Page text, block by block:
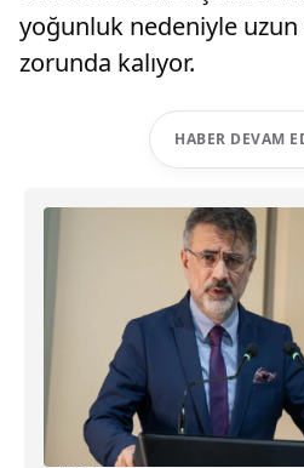
yoğunluk nedeniyle
zorunda kalıyor.
HABER DEVAM